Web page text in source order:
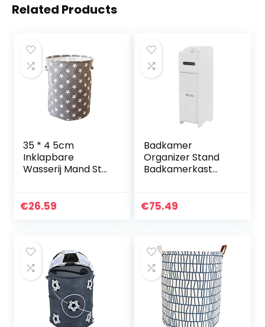
Related Products
35 * 4 5cm
Inklapbare
Wasserij Mand Ster
Grote
€26.59
Badkamer
Organizer Stand
Badkamerkast
Slaapkamer
€75.49